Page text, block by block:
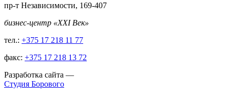
пр-т Независимости, 169-407
бизнес-центр «XXI Век»
тел.: +375 17 218 11 77
факс: +375 17 218 13 72
Разработка сайта —
Студия Борового